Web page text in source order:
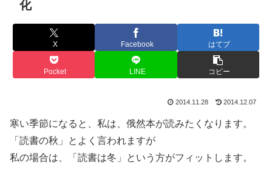
化
X Facebook はてブ
Pocket LINE コピー
2014.11.28 2014.12.07
寒い季節になると、私は、俄然本が読みたくなります。
「読書の秋」とよく言われますが
私の場合は、「読書は冬」という方がフィットします。